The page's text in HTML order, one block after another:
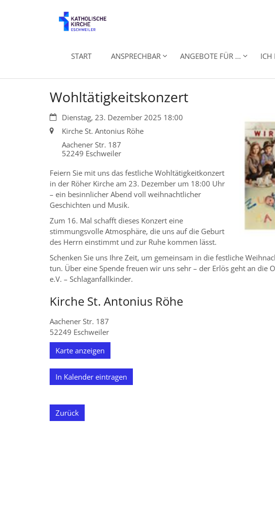
START ANSPRECHBAR ANGEBOTE FÜR ... ICH
Wohltätigkeitskonzert
Datum:Dienstag, 23. Dezember 2025 18:00
Ort: Kirche St. Antonius Röhe
Aachener Str. 187
52249 Eschweiler
Feiern Sie mit uns das festliche Wohltätigkeitkonzert
in der Röher Kirche am 23. Dezember um 18:00 Uhr
– ein besinnlicher Abend voll weihnachtlicher
Geschichten und Musik.
Zum 16. Mal schafft dieses Konzert eine
stimmungsvolle Atmosphäre, die uns auf die Geburt
des Herrn einstimmt und zur Ruhe kommen lässt.
Schenken Sie uns Ihre Zeit, um gemeinsam in die festliche
tun. Über eine Spende freuen wir uns sehr – der Erlös geht an die
e.V. – Schlaganfallkinder.
Kirche St. Antonius Röhe
Aachener Str. 187
52249 Eschweiler
Karte anzeigen
In Kalender eintragen
Zurück